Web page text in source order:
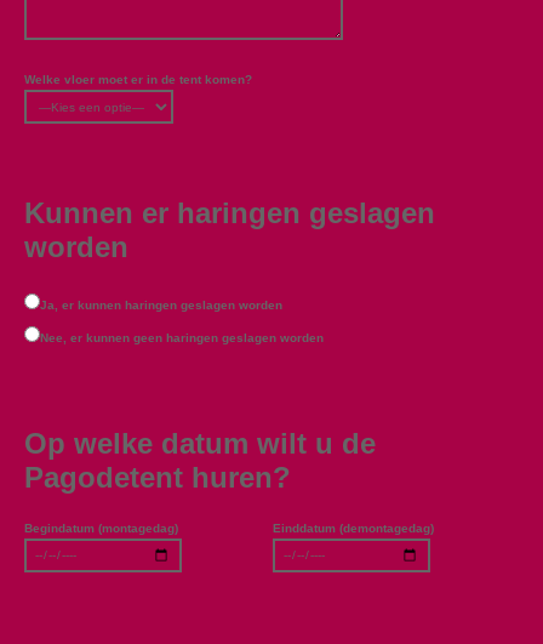
Welke vloer moet er in de tent komen?
Kunnen er haringen geslagen
worden
Ja, er kunnen haringen geslagen worden
Nee, er kunnen geen haringen geslagen worden
Op welke datum wilt u de
Pagodetent huren?
Begindatum (montagedag) Einddatum (demontagedag)